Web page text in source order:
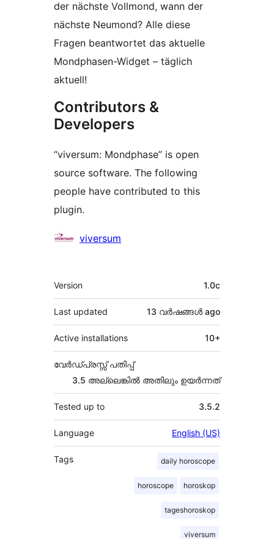
der nächste Vollmond, wann der
nächste Neumond? Alle diese
Fragen beantwortet das aktuelle
Mondphasen-Widget – täglich
aktuell!
Contributors &
Developers
“viversum: Mondphase” is open
source software. The following
people have contributed to this
plugin.
Contributors
viversum
Meta
Version 1.0c
Last updated 13 വര്‍ഷങ്ങള്‍ ago
Active installations 10+
വേർഡ്പ്രസ്സ് പതിപ്പ്
3.5 അല്ലെങ്കില്‍ അതിലും ഉയര്‍ന്നത്
Tested up to 3.5.2
Language English (US)
Tags daily horoscope
horoscope horoskop
tageshoroskop
viversum